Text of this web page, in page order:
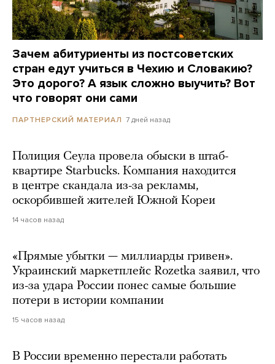
Зачем абитуриенты из постсоветских
стран едут учиться в Чехию и Словакию?
Это дорого? А язык сложно выучить? Вот
что говорят они сами
ПАРТНЕРСКИЙ МАТЕРИАЛ 7 дней назад
Полиция Сеула провела обыски в штаб-
квартире Starbucks. Компания находится
в центре скандала из-за рекламы,
оскорбившей жителей Южной Кореи
14 часов назад
«Прямые убытки — миллиарды гривен».
Украинский маркетплейс Rozetka заявил, что
из-за удара России понес самые большие
потери в истории компании
15 часов назад
В России временно перестали работать